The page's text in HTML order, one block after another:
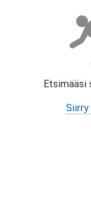
Etsimääsi
Siirry